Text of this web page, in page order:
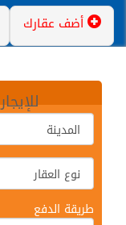
أضف عقارك
للإيجار
طريقة الدفع